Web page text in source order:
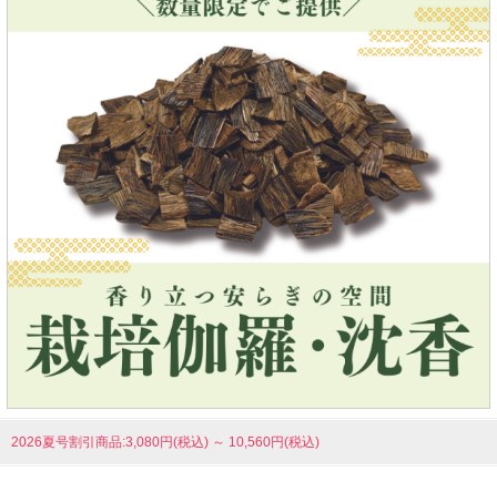
2026夏号割引商品:3,080円(税込) ～ 10,560円(税込)